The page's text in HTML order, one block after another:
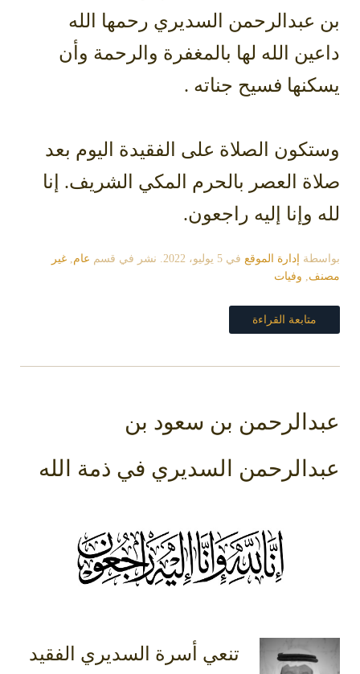
بن عبدالرحمن السديري رحمها الله
داعين الله لها بالمغفرة والرحمة وأن
يسكنها فسيح جناته .
وستكون الصلاة على الفقيدة اليوم بعد
صلاة العصر بالحرم المكي الشريف. إنا
لله وإنا إليه راجعون.
بواسطة إدارة الموقع في 5 يوليو، 2022 . نشر في قسم عام غير
مصنف
وفيات
متابعة القراءة
عبدالرحمن بن سعود بن
عبدالرحمن السديري في ذمة الله
تنعي أسرة السديري الفقيد